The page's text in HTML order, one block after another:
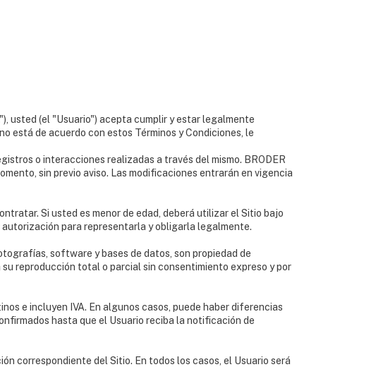
usted (el "Usuario") acepta cumplir y estar legalmente
está de acuerdo con estos Términos y Condiciones, le
o interacciones realizadas a través del mismo. BRODER
sin previo aviso. Las modificaciones entrarán en vigencia
Si usted es menor de edad, deberá utilizar el Sitio bajo
para representarla y obligarla legalmente.
software y bases de datos, son propiedad de
reproducción total o parcial sin consentimiento expreso y por
e incluyen IVA. En algunos casos, puede haber diferencias
hasta que el Usuario reciba la notificación de
correspondiente del Sitio. En todos los casos, el Usuario será